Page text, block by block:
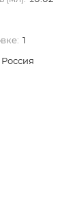
1
Россия